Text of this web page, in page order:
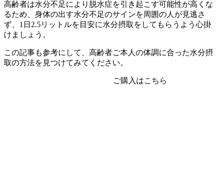
高齢者は水分不足により脱水症を引き起こす可能性が高くな
るため、身体の出す水分不足のサインを周囲の人が見逃さ
ず、1日2.5リットルを目安に水分摂取をしてもらうよう心掛
けましょう。
この記事も参考にして、高齢者ご本人の体調に合った水分摂
取の方法を見つけてみてください。
ご購入はこちら